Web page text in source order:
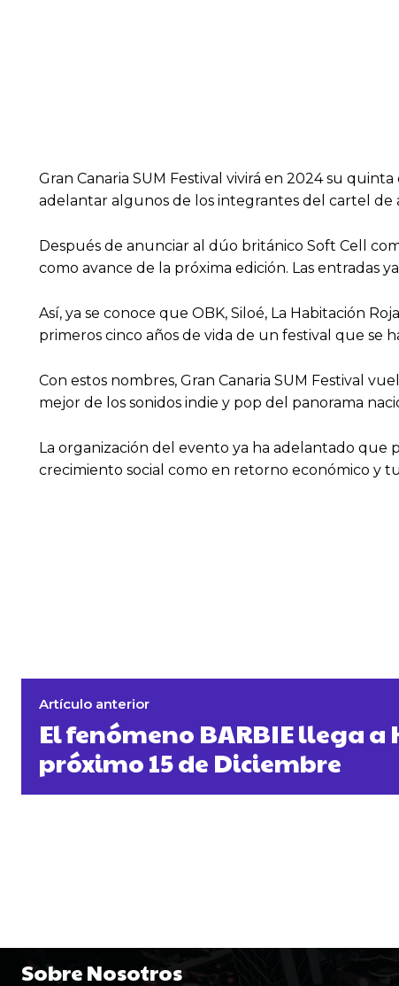
Gran Canaria SUM Festival vivirá en 2024 su
adelantar algunos de los integrantes del cartel de
Después de anunciar al dúo británico Soft Cell
como avance de la próxima edición. Las entradas
Así, ya se conoce que OBK, Siloé, La Habitación
primeros cinco años de vida de un festival que se
Con estos nombres, Gran Canaria SUM Festival
mejor de los sonidos indie y pop del panorama
La organización del evento ya ha adelantado
crecimiento social como en retorno económico y
Artículo anterior
El fenómeno BARBIE llega a
próximo 15 de Diciembre
Sobre Nosotros